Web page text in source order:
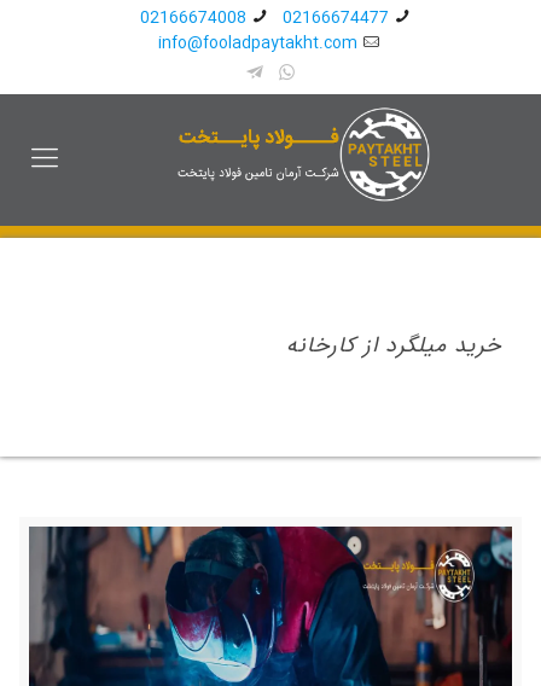
02166674477
02166674008
info@fooladpaytakht.com
خرید میلگرد از کارخانه